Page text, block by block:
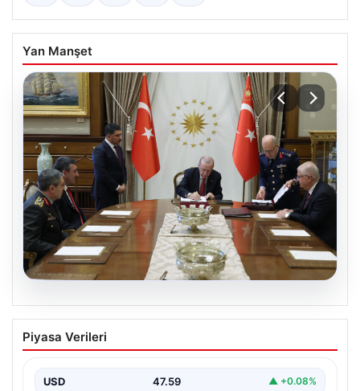
Yan Manşet
Türk Hava Kuvvetleri’nde Tarih Yazan
Kadınlar: Özlem Karapınar ve Alper
Türkiye'nin savunma ve askeri tarihine yeni bir sayfa
Piyasa Verileri
USD 47.59 ▲ +0.08%